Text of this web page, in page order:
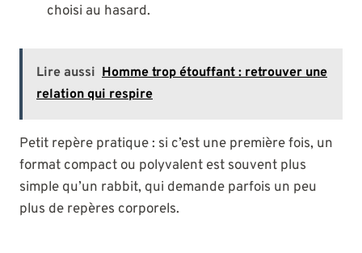
choisi au hasard.
Lire aussi Homme trop étouffant : retrouver une
relation qui respire
Petit repère pratique : si c’est une première fois, un
format compact ou polyvalent est souvent plus
simple qu’un rabbit, qui demande parfois un peu
plus de repères corporels.